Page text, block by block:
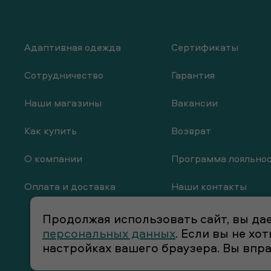
Адаптивная одежда
Сотрудничество
Наши магазины
Как купить
О компании
Оплата и доставка
Сертификаты
Гарантия
Вакансии
Возврат
Программа
Наши контакты
Продолжая использовать сайт, вы
персональных данных. Если вы не
настройках вашего браузера. Вы